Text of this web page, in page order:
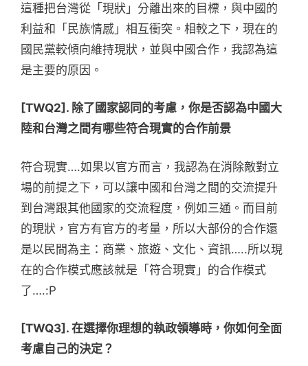
這種把台灣從「現狀」分離出來的目標，與中國的
利益和「民族情感」相互衝突。相較之下，現在的
國民黨較傾向維持現狀，並與中國合作，我認為這
是主要的原因。
[TWQ2]. 除了國家認同的考慮，你是否認為中國大
陸和台灣之間有哪些符合現實的合作前景
符合現實….如果以官方而言，我認為在消除敵對立
場的前提之下，可以讓中國和台灣之間的交流提升
到台灣跟其他國家的交流程度，例如三通。而目前
的現狀，官方有官方的考量，所以大部份的合作還
是以民間為主：商業、旅遊、文化、資訊…..所以現
在的合作模式應該就是「符合現實」的合作模式
了….:P
[TWQ3]. 在選擇你理想的執政領導時，你如何全面
考慮自己的決定？